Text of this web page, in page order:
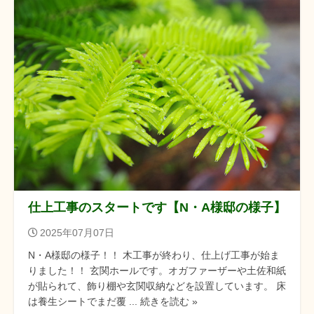
仕上工事のスタートです【N・A様邸の様子】
2025年07月07日
N・A様邸の様子！！ 木工事が終わり、仕上げ工事が始ま
りました！！ 玄関ホールです。オガファーザーや土佐和紙
が貼られて、飾り棚や玄関収納などを設置しています。 床
は養生シートでまだ覆 ... 続きを読む »